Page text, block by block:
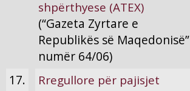
shpërthyese (ATEX)
(“Gazeta Zyrtare e
Republikës së Maqedonisë”
numër 64/06)
17.
Rregullore për pajisjet